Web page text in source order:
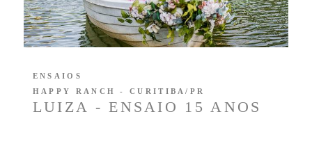
LUIZA - ENSAIO 15 ANOS
ENSAIOS
HAPPY RANCH - CURITIBA/PR